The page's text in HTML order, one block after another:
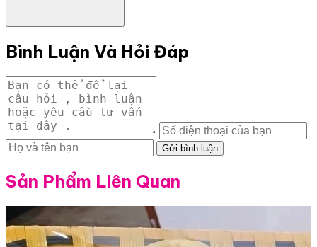
Bình Luận Và Hỏi Đáp
Gửi bình luận
Sản Phẩm Liên Quan